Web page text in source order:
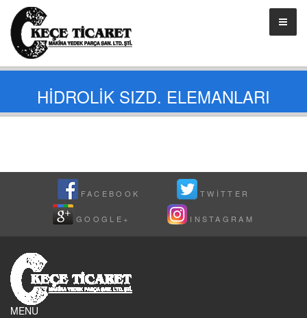
HİDROLİK SIZD. ELEMANLARI
FACEBOOK TWITTER
GOOGLE+ INSTAGRAM
MENU